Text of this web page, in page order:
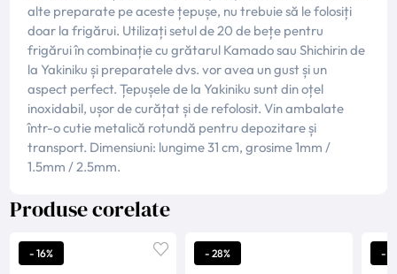
alte preparate pe aceste țepușe, nu trebuie să le folosiți
doar la frigărui. Utilizați setul de 20 de bețe pentru
frigărui în combinație cu grătarul Kamado sau Shichirin de
la Yakiniku și preparatele dvs. vor avea un gust și un
aspect perfect. Țepușele de la Yakiniku sunt din oțel
inoxidabil, ușor de curățat și de refolosit. Vin ambalate
într-o cutie metalică rotundă pentru depozitare și
transport. Dimensiuni: lungime 31 cm, grosime 1mm /
1.5mm / 2.5mm.
Produse corelate
- 16% - 28% -